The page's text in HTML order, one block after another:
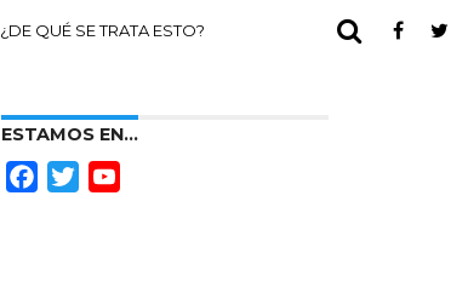
¿DE QUÉ SE TRATA ESTO?
ESTAMOS EN…
FacebookTwitter